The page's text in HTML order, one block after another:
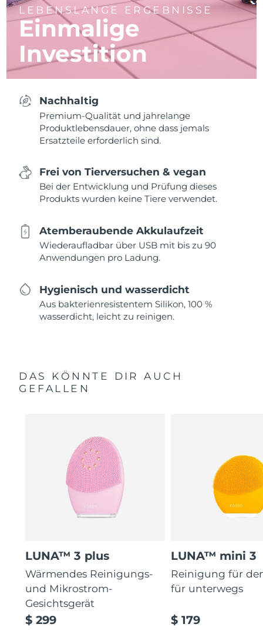
LEBENSLANGE ERGEBNISSE
Einmalige
Investition
Nachhaltig
Premium-Qualität und jahrelange
Produktlebensdauer, ohne dass jemals
Ersatzteile erforderlich sind.
Frei von Tierversuchen & vegan
Bei der Entwicklung und Prüfung dieses
Produkts wurden keine Tiere verwendet.
Atemberaubende Akkulaufzeit
Wiederaufladbar über USB mit bis zu 90
Anwendungen pro Ladung.
Hygienisch und wasserdicht
Aus bakterienresistentem Silikon, 100 %
wasserdicht, leicht zu reinigen.
DAS KÖNNTE DIR AUCH
GEFALLEN
LUNA™ 3 plus
Wärmendes Reinigungs-
und Mikrostrom-
Gesichtsgerät
$ 299
LUNA™ mini 3
Reinigung für
für unterwegs
$ 179